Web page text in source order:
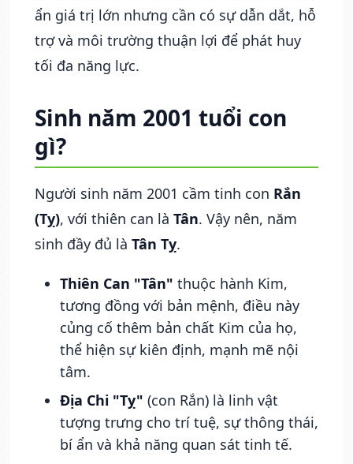
ẩn giá trị lớn nhưng cần có sự dẫn dắt, hỗ
trợ và môi trường thuận lợi để phát huy
tối đa năng lực.
Sinh năm 2001 tuổi con
gì?
Người sinh năm 2001 cầm tinh con Rắn
(Tỵ), với thiên can là Tân. Vậy nên, năm
sinh đầy đủ là Tân Tỵ.
Thiên Can "Tân" thuộc hành Kim,
tương đồng với bản mệnh, điều này
củng cố thêm bản chất Kim của họ,
thể hiện sự kiên định, mạnh mẽ nội
tâm.
Địa Chi "Tỵ" (con Rắn) là linh vật
tượng trưng cho trí tuệ, sự thông thái,
bí ẩn và khả năng quan sát tinh tế.